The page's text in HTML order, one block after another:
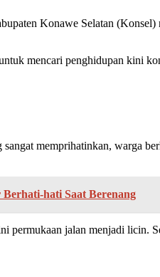
Konawe Selatan
mencari penghidupan kini
memprihatinkan, warga
hati Saat Berenang
permukaan jalan menjadi